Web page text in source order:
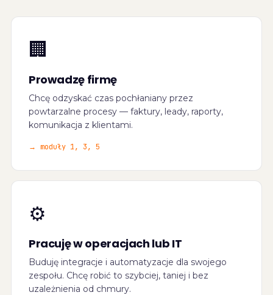
🏢
Prowadzę firmę
Chcę odzyskać czas pochłaniany przez
powtarzalne procesy — faktury, leady, raporty,
komunikacja z klientami.
→ moduły 1, 3, 5
⚙️
Pracuję w operacjach lub IT
Buduję integracje i automatyzacje dla swojego
zespołu. Chcę robić to szybciej, taniej i bez
uzależnienia od chmury.